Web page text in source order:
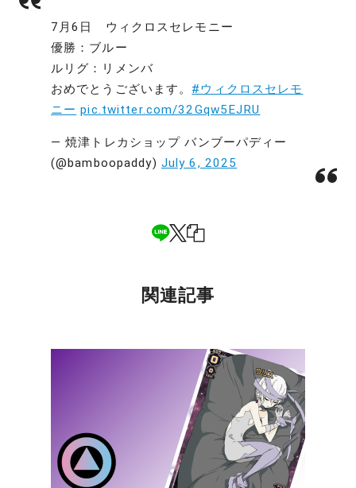
7月6日 ウィクロスセレモニー
優勝：ブルー
ルリグ：リメンバ
おめでとうございます。 #ウィクロスセレモ
ニー pic.twitter.com/32Gqw5EJRU
— 焼津トレカショップ バンブーパディー
(@bamboopaddy) July 6, 2025
関連記事